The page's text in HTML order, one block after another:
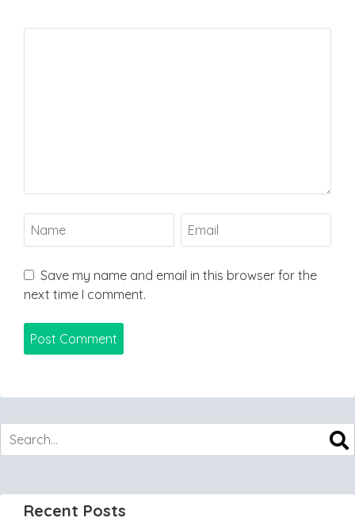
Save my name and email in this browser for the
next time I comment.
Recent Posts